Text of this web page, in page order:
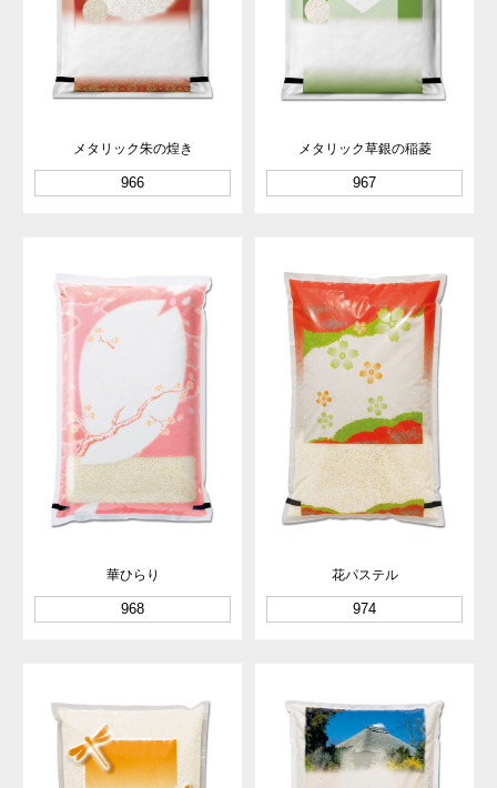
メタリック朱の煌き
966
メタリック草銀の稲菱
967
華ひらり
968
花パステル
974